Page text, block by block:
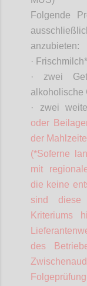
Folgende
anzubieten:
· Frischmilch*
· zwei
alkoholische
· zwei
oder
der
(*Soferne
mit
die keine
sind diese
Kriteriums
des